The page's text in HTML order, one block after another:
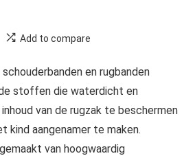
Add to compare
en rugbanden
stoffen die waterdicht en
van de rugzak te beschermen
kind aangenamer te maken.
van hoogwaardig